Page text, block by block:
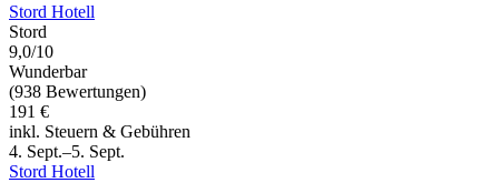
Stord Hotell
Stord
9,0/10
Wunderbar
(938 Bewertungen)
191 €
inkl. Steuern & Gebühren
4. Sept.–5. Sept.
Stord Hotell